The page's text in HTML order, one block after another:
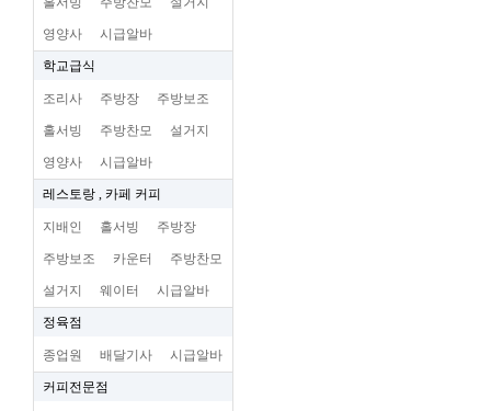
영양사 시급알바
학교급식
조리사 주방장 주방보조
홀서빙 주방찬모 설거지
영양사 시급알바
레스토랑 , 카페 커피
지배인 홀서빙 주방장
주방보조 카운터 주방찬모
설거지 웨이터 시급알바
정육점
종업원 배달기사 시급알바
커피전문점